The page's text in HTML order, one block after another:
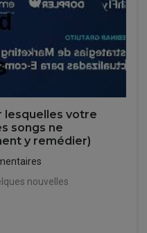
lesquelles votre
songs ne
y remédier)
nouvelles